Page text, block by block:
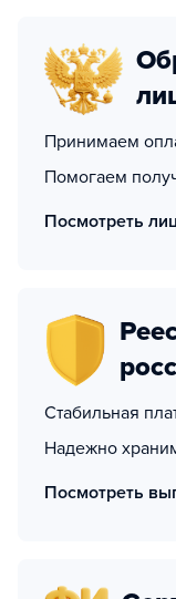
Принимаем
Помогаем
Посмотреть
Стабильная
Надежно
Посмотреть